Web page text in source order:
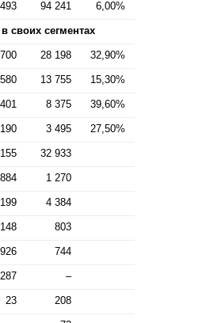
94 241 6,00%
своих сегментах
28 198 32,90%
13 755 15,30%
8 375 39,60%
3 495 27,50%
32 933
1 270
4 384
803
926 744
–
23 208